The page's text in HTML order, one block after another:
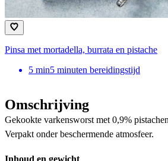
Pinsa met mortadella, burrata en pistache
5 min5 minuten bereidingstijd
Omschrijving
Gekookte varkensworst met 0,9%
Verpakt onder beschermende atmosfeer.
Inhoud en gewicht